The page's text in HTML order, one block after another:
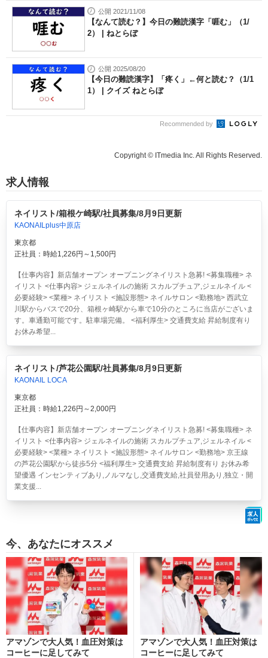
公開 2021/11/08
【なんて読む？】今日の難読漢字「啀む」（1/
2） | ねとらぼ
公開 2025/08/20
【今日の難読漢字】「疼く」←何と読む？（1/1
1） | クイズ ねとらぼ
Recommended by
Copyright © ITmedia Inc. All Rights Reserved.
求人情報
ネイリスト/箱根ケ崎駅/社員募集/8月9日更新
KAONAILplus中原店
東京都
正社員：時給1,226円～1,500円
【仕事内容】新店舗オープン オープニングネイリスト急募! <募集職種> ネ
イリスト <仕事内容> ジェルネイルの施術 スカルプチュア,ジェルネイル <
必要経験> <業種> ネイリスト <施設形態> ネイルサロン <勤務地> 西武立
川駅からバスで20分、箱根ヶ崎駅から車で10分のところに当店がございま
す。車通勤可能です。駐車場完備。 <福利厚生> 交通費支給 昇給制度有り
お休み希望...
ネイリスト/芦花公園駅/社員募集/8月9日更新
KAONAIL LOCA
東京都
正社員：時給1,226円～2,000円
【仕事内容】新店舗オープン オープニングネイリスト急募! <募集職種> ネ
イリスト <仕事内容> ジェルネイルの施術 スカルプチュア,ジェルネイル <
必要経験> <業種> ネイリスト <施設形態> ネイルサロン <勤務地> 京王線
の芦花公園駅から徒歩5分 <福利厚生> 交通費支給 昇給制度有り お休み希
望優遇 インセンティブあり,ノルマなし,交通費支給,社員登用あり,独立・開
業支援...
今、あなたにオススメ
アマゾンで大人気！血圧対策は
コーヒーに足してみて
アマゾンで大人気！血圧対策は
コーヒーに足してみて